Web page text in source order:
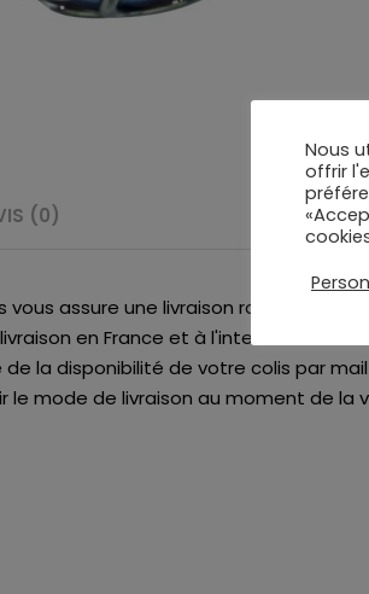
(0)
vous assure une livraison rapide et
en France et à l'international à
la disponibilité de votre colis par
le mode de livraison au moment de la
Nous
offrir